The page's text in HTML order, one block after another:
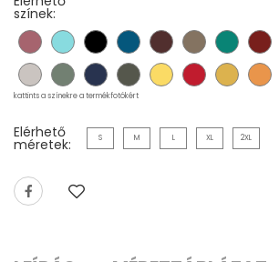
színek:
kattints a színekre a termékfotókért
Elérhető
méretek: S M L XL 2XL